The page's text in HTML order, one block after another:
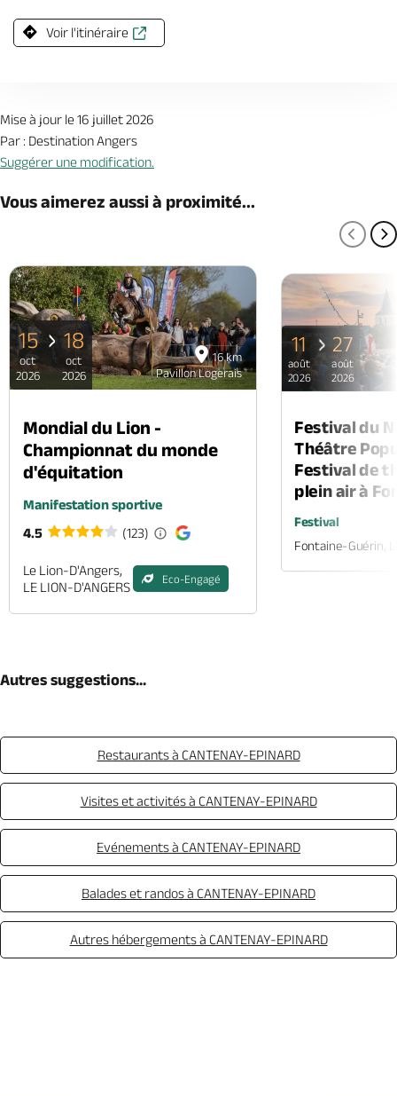
Voir l'itinéraire
Mise à jour le 16 juillet 2026
Par : Destination Angers
Suggérer une modification.
Vous aimerez aussi à proximité...
16 km
Pavillon Logerais
15
oct
2026
18
oct
2026
Mondial du Lion -
Championnat du monde
d'équitation
Manifestation sportive
4.5
(123)
Le Lion-D'Angers,
LE LION-D'ANGERS
Eco-Engagé
11
août
2026
27
août
2026
Festival du
Théâtre
Festival de
plein air à
Festival
Fontaine-Guérin,
Autres suggestions...
Restaurants à CANTENAY-EPINARD
Visites et activités à CANTENAY-EPINARD
Evénements à CANTENAY-EPINARD
Balades et randos à CANTENAY-EPINARD
Autres hébergements à CANTENAY-EPINARD